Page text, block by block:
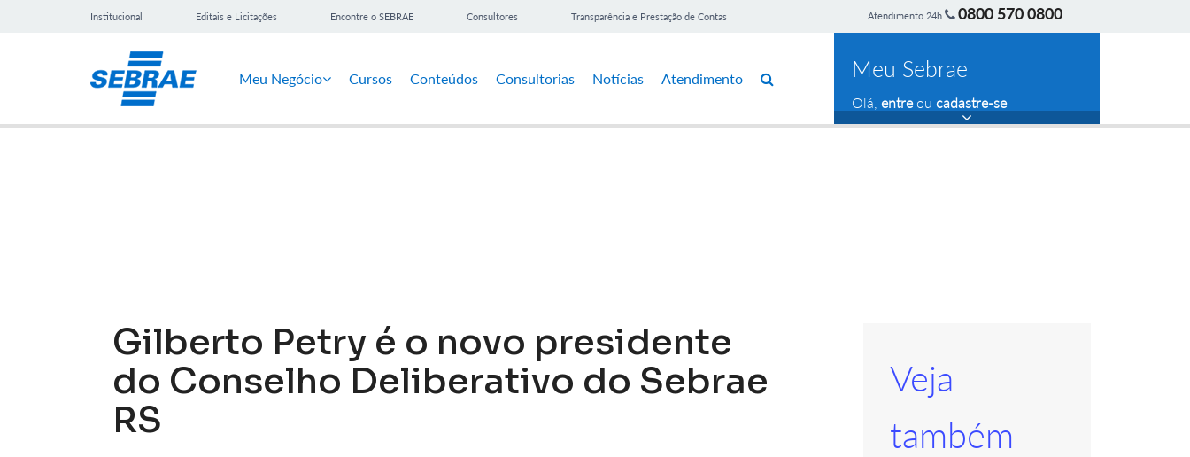
Institucional Editais e Licitações Encontre o SEBRAE Consultores Transparência e Prestação de Contas Atendimento 24h 0800 570 0800
Meu Negócio Cursos Conteúdos Consultorias Notícias Atendimento Meu Sebrae
Olá, entreou cadastre-se
Gilberto Petry é o novo presidente
do Conselho Deliberativo do Sebrae
RS
Veja
também